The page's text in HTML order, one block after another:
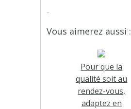
Vous aimerez aussi :
Pour que la
qualité soit au
rendez-vous,
adaptez en